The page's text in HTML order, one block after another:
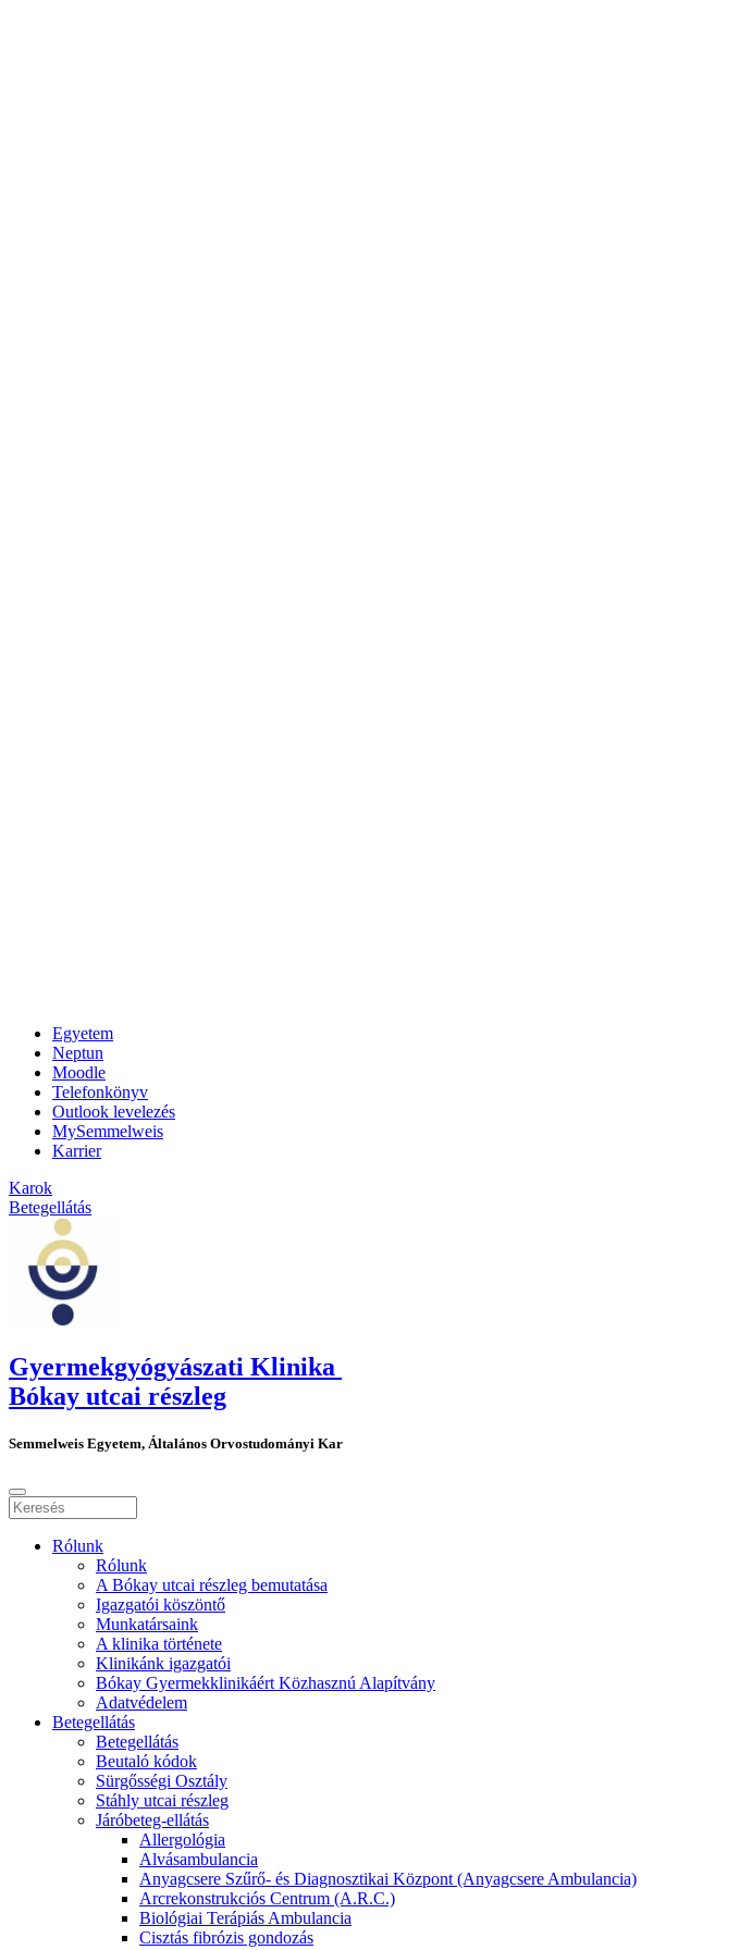
Egyetem
Neptun
Moodle
Telefonkönyv
Outlook levelezés
MySemmelweis
Karrier
Karok
Betegellátás
Gyermekgyógyászati Klinika
Bókay utcai részleg
Semmelweis Egyetem, Általános Orvostudományi Kar
Rólunk
Rólunk
A Bókay utcai részleg bemutatása
Igazgatói köszöntő
Munkatársaink
A klinika története
Klinikánk igazgatói
Bókay Gyermekklinikáért Közhasznú Alapítvány
Adatvédelem
Betegellátás
Betegellátás
Beutaló kódok
Sürgősségi Osztály
Stáhly utcai részleg
Járóbeteg-ellátás
Allergológia
Alvásambulancia
Anyagcsere Szűrő- és Diagnosztikai Központ (Anyagcsere Ambulancia)
Arcrekonstrukciós Centrum (A.R.C.)
Biológiai Terápiás Ambulancia
Cisztás fibrózis gondozás